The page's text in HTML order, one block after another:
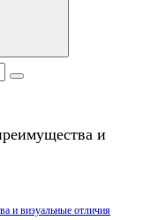
и
и визуальные отличия